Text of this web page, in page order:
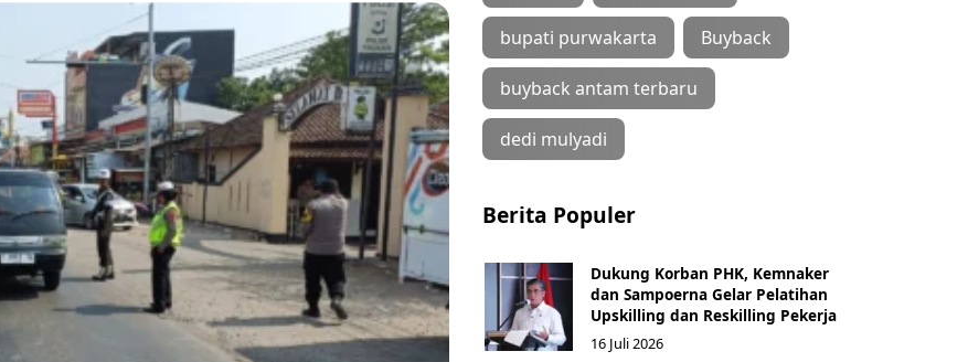
bupati purwakarta Buyback
buyback antam terbaru
dedi mulyadi
Berita Populer
Dukung Korban PHK, Kemnaker
dan Sampoerna Gelar Pelatihan
Upskilling dan Reskilling Pekerja
16 Juli 2026